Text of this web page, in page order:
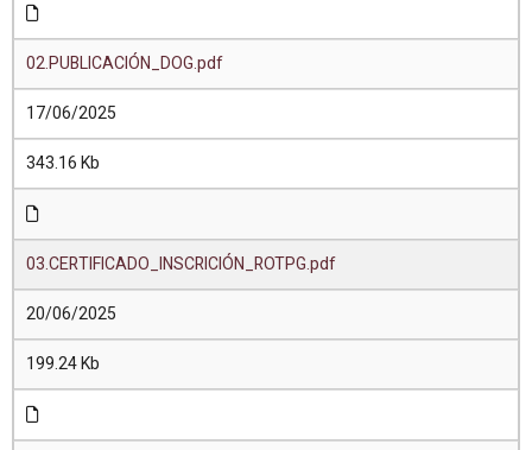
02.PUBLICACIÓN_DOG.pdf
17/06/2025
343.16 Kb
03.CERTIFICADO_INSCRICIÓN_ROTPG.pdf
20/06/2025
199.24 Kb